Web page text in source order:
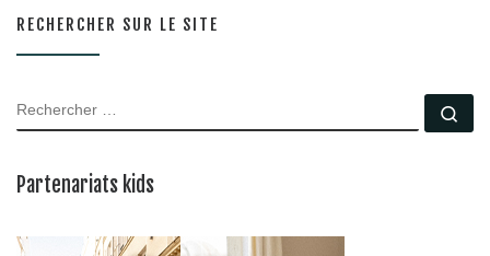
RECHERCHER SUR LE SITE
RECHERCHER
Partenariats kids